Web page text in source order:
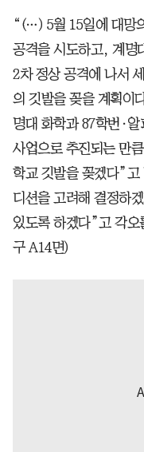
“(…) 5월 15일에 대망
공격을 시도하고, 계명
2차 정상 공격에 나서
의 깃발을 꽂을 계획이
명대 화학과 87학번·
사업으로 추진되는 만
학교 깃발을 꽂겠다”고
디션을 고려해 결정하
있도록 하겠다”고 각
구 A14면)